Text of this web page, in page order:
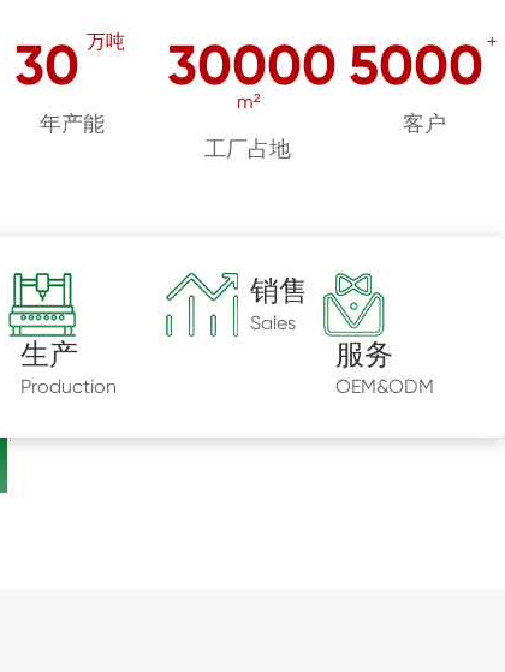
30 万吨
年产能
30000
m²
工厂占地
5000 +
客户
生产
Production
销售
Sales
服务
OEM&ODM